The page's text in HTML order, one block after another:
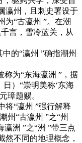
瀛州，且刺史署设于
为“古瀛州 ”。在潮
言，雪冷蓝关，从
的“瀛州 ”确指潮州
称为“东海瀛洲 ”，据
）“崇明美称‘东海
璋题赐。
将“瀛州 ”强行解释
州“古瀛州 ”之“州
洲 ”之“洲 ”带三点
然不同的地理概念，